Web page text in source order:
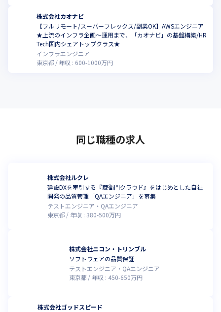
循環型モデルを推進していきます。これにより、「個」の力を最
大限に引き出すプラットフォーマーとして、社会に革新をもたら
し続けます。
私たちは今、5年後の再上場を目指し、非連続的成長を遂げる最も
エキサイティングな変革期（第二創業期）にいます。この挑戦は
で、他にはない成果を発揮する人材、「ユニーク・パフォーマ
ー」です。その活躍を支える環境として、自律的なキャリア形成
さあ、この最高の舞台で、あなたの「個性」を飛躍させません
株式会社カオナビ
【フルリモート/スーパーフレックス/副業OK】AWSエンジニア
★上流のインフラ企画～運用まで、「カオナビ」の基盤構築/HR
Tech国内シェアトップクラス★
インフラエンジニア
東京都
年収 : 600-1000万円
同じ職種の求人
株式会社ルクレ
建設DXを牽引する『蔵衛門クラウド』をはじめとした自社
開発の品質管理「QAエンジニア」を募集
テストエンジニア・QAエンジニア
東京都
年収 : 380-500万円
株式会社ニコン・トリンブル
ソフトウェアの品質保証
テストエンジニア・QAエンジニア
東京都
年収 : 450-650万円
株式会社ゴッドスピード